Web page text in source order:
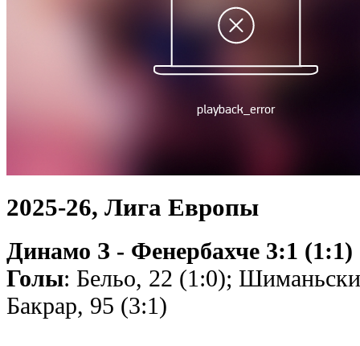
2025-26, Лига Европы
Динамо З - Фенербахче 3:1 (1:1)
Голы: Бельо, 22 (1:0);
Бакрар, 95 (3:1)